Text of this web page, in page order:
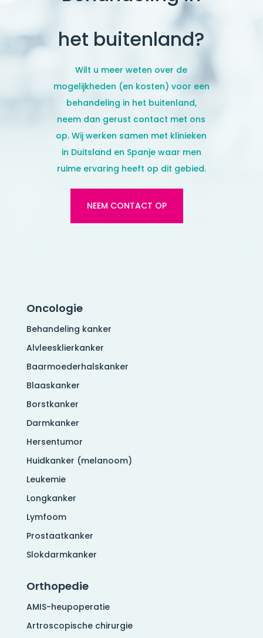
het buitenland?
Wilt u meer weten over de
mogelijkheden (en kosten) voor een
behandeling in het buitenland,
neem dan gerust contact met ons
op. Wij werken samen met klinieken
in Duitsland en Spanje waar men
ruime ervaring heeft op dit gebied.
NEEM CONTACT OP
Oncologie
Behandeling kanker
Alvleesklierkanker
Baarmoederhalskanker
Blaaskanker
Borstkanker
Darmkanker
Hersentumor
Huidkanker (melanoom)
Leukemie
Longkanker
Lymfoom
Prostaatkanker
Slokdarmkanker
Orthopedie
AMIS-heupoperatie
Artroscopische chirurgie